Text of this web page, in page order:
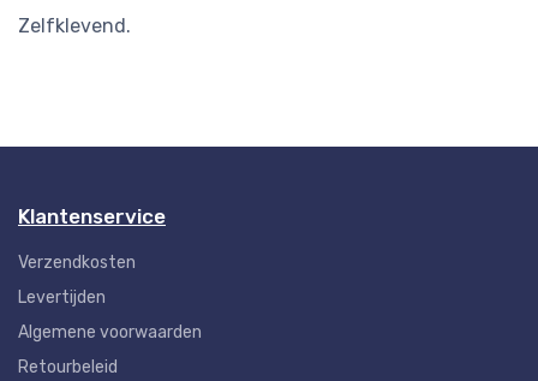
Zelfklevend.
Klantenservice
Verzendkosten
Levertijden
Algemene voorwaarden
Retourbeleid